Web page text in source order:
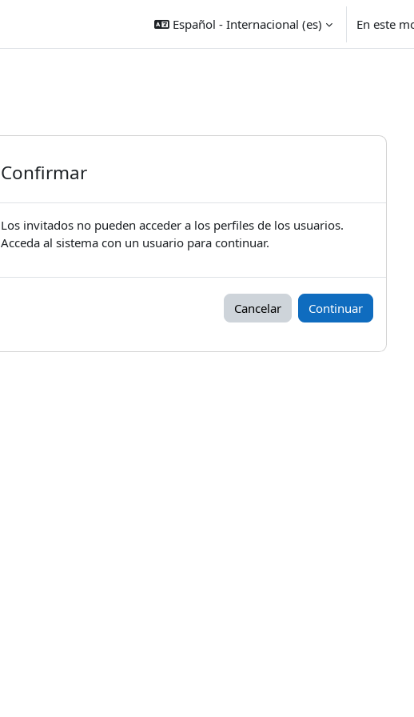
Español - Internacional ‎(es)‎ En este
Confirmar
Los invitados no pueden acceder a los perfiles de los usuarios.
Acceda al sistema con un usuario para continuar.
Cancelar Continuar